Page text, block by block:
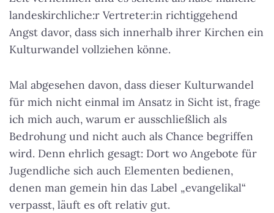
landeskirchliche:r Vertreter:in richtiggehend
Angst davor, dass sich innerhalb ihrer Kirchen ein
Kulturwandel vollziehen könne.
Mal abgesehen davon, dass dieser Kulturwandel
für mich nicht einmal im Ansatz in Sicht ist, frage
ich mich auch, warum er ausschließlich als
Bedrohung und nicht auch als Chance begriffen
wird. Denn ehrlich gesagt: Dort wo Angebote für
Jugendliche sich auch Elementen bedienen,
denen man gemein hin das Label „evangelikal“
verpasst, läuft es oft relativ gut.